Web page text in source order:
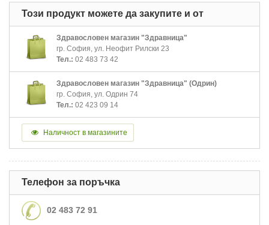
Този продукт можете да закупите и от
Здравословен магазин "Здравница"
гр. София, ул. Неофит Рилски 23
Тел.: 02 483 73 42
Здравословен магазин "Здравница" (Одрин)
гр. София, ул. Одрин 74
Тел.: 02 423 09 14
Наличност в магазините
Телефон за поръчка
02 483 72 91